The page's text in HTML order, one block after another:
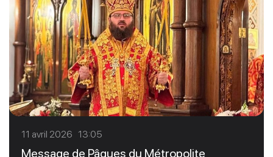
11 avril 2026 13:05
Message de Pâques du Métropolite